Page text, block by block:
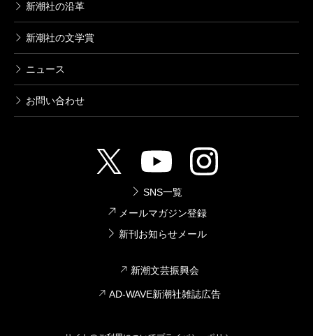
新潮社の沿革
新潮社の文学賞
ニュース
お問い合わせ
SNS一覧
メールマガジン登録
新刊お知らせメール
新潮文芸振興会
AD-WAVE新潮社雑誌広告